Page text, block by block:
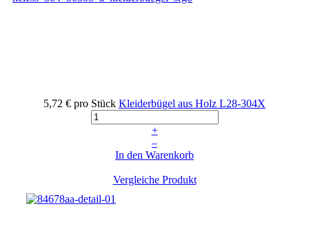
5,72 € pro Stück Kleiderbügel aus Holz L28-304X
+
–
In den Warenkorb
Vergleiche Produkt